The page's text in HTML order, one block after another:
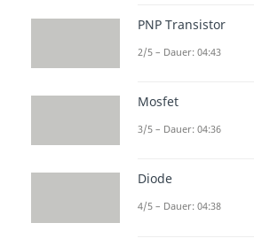
PNP Transistor
2/5 – Dauer: 04:43
Mosfet
3/5 – Dauer: 04:36
Diode
4/5 – Dauer: 04:38